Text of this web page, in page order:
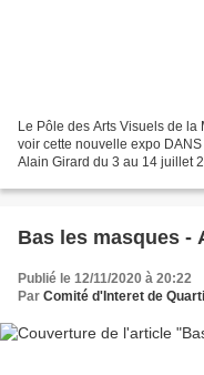
Le Pôle des Arts Visuels de
voir cette nouvelle expo
Alain Girard du 3 au 14 juillet
Bas les masques -
Publié le 12/11/2020 à 20:22
Par Comité d'Interet de